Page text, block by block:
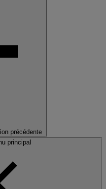
précédente
principal